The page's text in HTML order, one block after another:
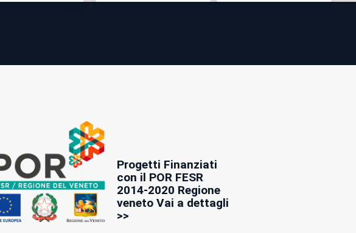
Progetti Finanziati
con il POR FESR
2014-2020 Regione
veneto Vai a dettagli
>>